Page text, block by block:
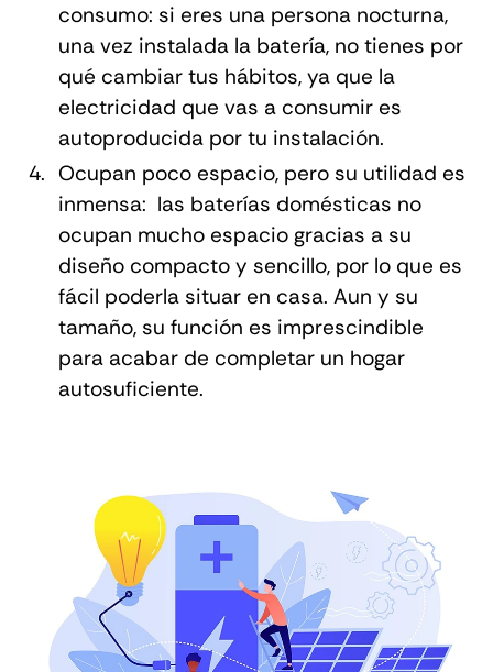
consumo: si eres una persona nocturna,
una vez instalada la batería, no tienes por
qué cambiar tus hábitos, ya que la
electricidad que vas a consumir es
autoproducida por tu instalación.
Ocupan poco espacio, pero su utilidad es
inmensa: las baterías domésticas no
ocupan mucho espacio gracias a su
diseño compacto y sencillo, por lo que es
fácil poderla situar en casa. Aun y su
tamaño, su función es imprescindible
para acabar de completar un hogar
autosuficiente.